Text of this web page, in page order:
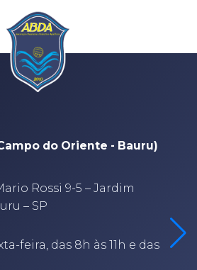
do Oriente - Bauru)
Rossi 9-5 – Jardim
– SP
feira, das 8h às 11h e das